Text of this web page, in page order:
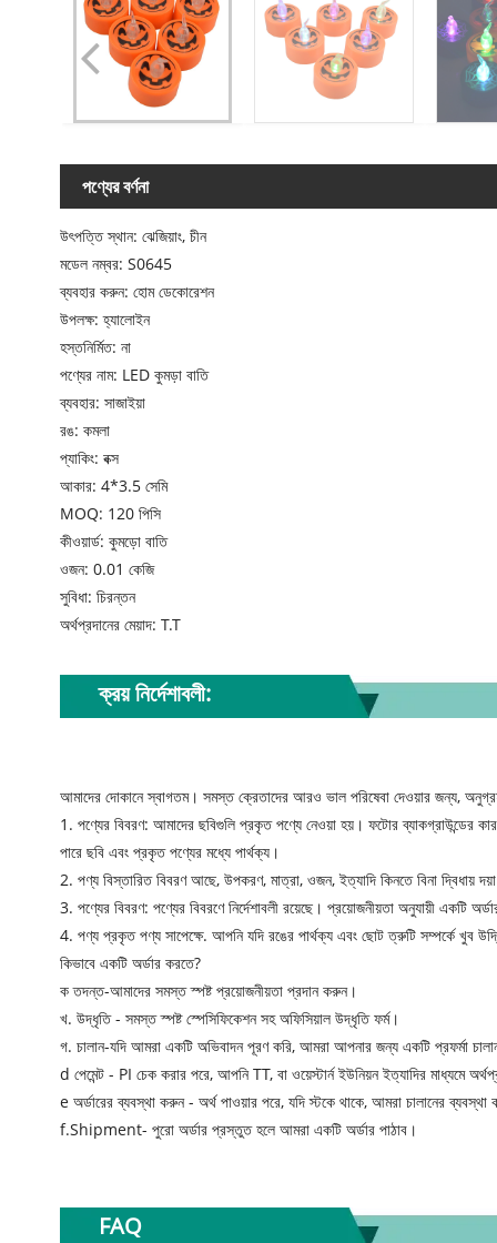
পণ্যের বর্ণনা
উৎপত্তি স্থান: ঝেজিয়াং, চীন
মডেল নম্বর: S0645
ব্যবহার করুন: হোম ডেকোরেশন
উপলক্ষ: হ্যালোইন
হস্তনির্মিত: না
পণ্যের নাম: LED কুমড়া বাতি
ব্যবহার: সাজাইয়া
রঙ: কমলা
প্যাকিং: বক্স
আকার: 4*3.5 সেমি
MOQ: 120 পিসি
কীওয়ার্ড: কুমড়ো বাতি
ওজন: 0.01 কেজি
সুবিধা: চিরন্তন
অর্থপ্রদানের মেয়াদ: T.T
ক্রয় নির্দেশাবলী:
আমাদের দোকানে স্বাগতম। সমস্ত ক্রেতাদের আরও ভাল পরিষেবা দেওয়ার জন্য,
1. পণ্যের বিবরণ: আমাদের ছবিগুলি প্রকৃত পণ্যে নেওয়া হয়। ফটোর ব্যাকগ্রাউন্ডের
পারে ছবি এবং প্রকৃত পণ্যের মধ্যে পার্থক্য।
2. পণ্য বিস্তারিত বিবরণ আছে, উপকরণ, মাত্রা, ওজন, ইত্যাদি কিনতে বিনা দ্বিধায়
3. পণ্যের বিবরণ: পণ্যের বিবরণে নির্দেশাবলী রয়েছে। প্রয়োজনীয়তা অনুযায়ী একটি
4. পণ্য প্রকৃত পণ্য সাপেক্ষে. আপনি যদি রঙের পার্থক্য এবং ছোট ত্রুটি সম্পর্কে খুব
কিভাবে একটি অর্ডার করতে?
ক তদন্ত-আমাদের সমস্ত স্পষ্ট প্রয়োজনীয়তা প্রদান করুন।
খ. উদ্ধৃতি - সমস্ত স্পষ্ট স্পেসিফিকেশন সহ অফিসিয়াল উদ্ধৃতি ফর্ম।
গ. চালান-যদি আমরা একটি অভিবাদন পূরণ করি, আমরা আপনার জন্য একটি প্রফর্মা
d পেমেন্ট - PI চেক করার পরে, আপনি TT, বা ওয়েস্টার্ন ইউনিয়ন ইত্যাদির মাধ্যমে
e অর্ডারের ব্যবস্থা করুন - অর্থ পাওয়ার পরে, যদি স্টকে থাকে, আমরা চালানের
f.Shipment- পুরো অর্ডার প্রস্তুত হলে আমরা একটি অর্ডার পাঠাব।
FAQ